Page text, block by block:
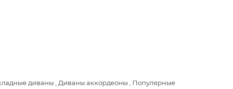
диваны , Диваны аккордеоны , Популярные